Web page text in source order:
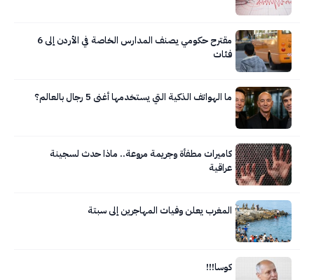
مقترح حكومي يصنف المدارس الخاصة في الأردن إلى 6
فئات
ما الهواتف الذكية التي يستخدمها أغنى 5 رجال بالعالم؟
كاميرات مطفأة وجريمة مروعة.. ماذا حدث لسجينة
عراقية
المغرب يعلن وفيات المهاجرين إلى سبتة
كوسا!!!